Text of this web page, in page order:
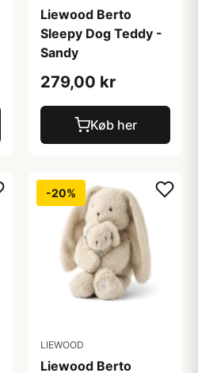
Liewood Berto
Sleepy Dog Teddy -
Sandy
279,00 kr
Køb her
-20%
LIEWOOD
Liewood Berto